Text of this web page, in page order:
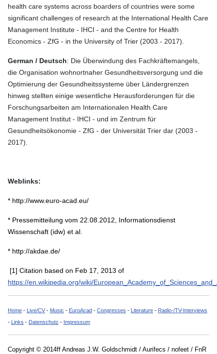
health care systems across boarders of countries were some
significant challenges of research at the International Health Care
Management Institute - IHCI - and the Centre for Health
Economics - ZfG - in the University of Trier (2003 - 2017).
German / Deutsch: Die Überwindung des Fachkräftemangels,
die Organisation wohnortnaher Gesundheitsversorgung und die
Optimierung der Gesundheitssysteme über Ländergrenzen
hinweg stellten einige wesentliche Herausforderungen für die
Forschungsarbeiten am Internationalen Health Care
Management Institut - IHCI - und im Zentrum für
Gesundheitsökonomie - ZfG - der Universität Trier dar (2003 -
2017).
Weblinks:
* http://www.euro-acad.eu/
* Pressemitteilung vom 22.08.2012, Informationsdienst
Wissenschaft (idw) et al.
* http://akdae.de/
[1] Citation based on Feb 17, 2013 of
https://en.wikipedia.org/wiki/
Home - Live/CV - Music - EuroAcad - Congresses - Literature - Radio-/TV-Interviews
- Links - Datenschutz - Impressum
Copyright © 2014ff Andreas J.W. Goldschmidt / Aurifecs / nofeet / FnR